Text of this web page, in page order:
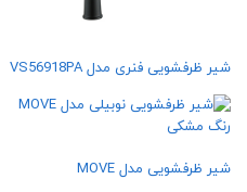
شیر ظرفشویی فنری مدل VS56918PA
شیر ظرفشویی مدل MOVE